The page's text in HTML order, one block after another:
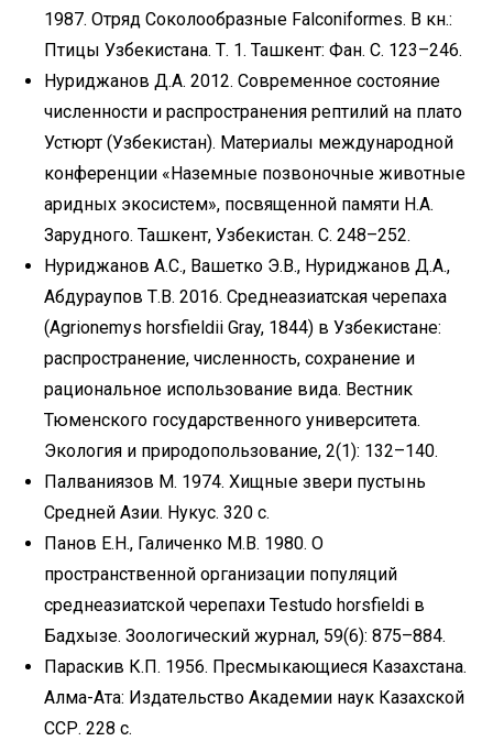
1987. Отряд Соколообразные Falconiformes. В кн.:
Птицы Узбекистана. Т. 1. Ташкент: Фан. С. 123–246.
Нуриджанов Д.А. 2012. Современное состояние
численности и распространения рептилий на плато
Устюрт (Узбекистан). Материалы международной
конференции «Наземные позвоночные животные
аридных экосистем», посвященной памяти Н.А.
Зарудного. Ташкент, Узбекистан. С. 248–252.
Нуриджанов А.С., Вашетко Э.В., Нуриджанов Д.А.,
Абдураупов Т.В. 2016. Среднеазиатская черепаха
(Agrionemys horsfieldii Gray, 1844) в Узбекистане:
распространение, численность, сохранение и
рациональное использование вида. Вестник
Тюменского государственного университета.
Экология и природопользование, 2(1): 132–140.
Палваниязов М. 1974. Хищные звери пустынь
Средней Азии. Нукус. 320 с.
Панов E.Н., Галиченко М.В. 1980. О
пространственной организации популяций
среднеазиатской черепахи Testudo horsfieldi в
Бадхызе. Зоологический журнал, 59(6): 875–884.
Параскив К.П. 1956. Пресмыкающиеся Казахстана.
Алма-Ата: Издательство Академии наук Казахской
ССР. 228 с.